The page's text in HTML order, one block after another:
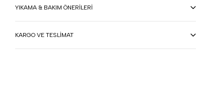
YIKAMA & BAKIM ÖNERILERI
KARGO VE TESLIMAT